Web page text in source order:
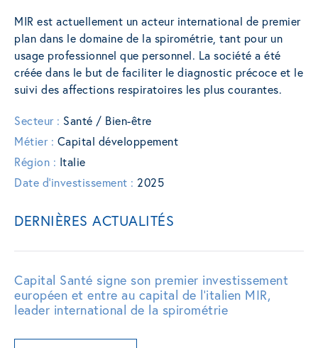
MIR est actuellement un acteur international de premier
plan dans le domaine de la spirométrie, tant pour un
usage professionnel que personnel. La société a été
créée dans le but de faciliter le diagnostic précoce et le
suivi des affections respiratoires les plus courantes.
Secteur : Santé / Bien-être
Métier : Capital développement
Région : Italie
Date d'investissement : 2025
DERNIÈRES ACTUALITÉS
Capital Santé signe son premier investissement
européen et entre au capital de l’italien MIR,
leader international de la spirométrie